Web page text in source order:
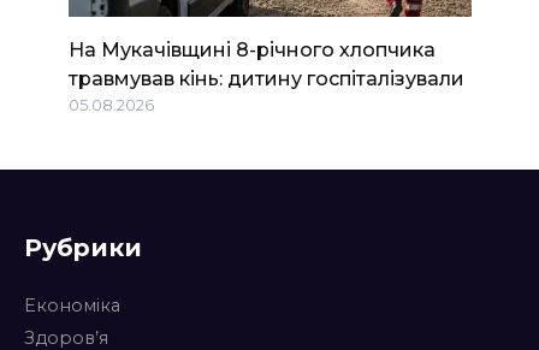
На Мукачівщині 8-річного хлопчика
травмував кінь: дитину госпіталізували
05.08.2026
Рубрики
Економіка
Здоров’я